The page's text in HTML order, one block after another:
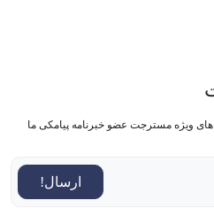
ویژه مسترجت عضو خبرنامه پیامکی ما
ارسال!